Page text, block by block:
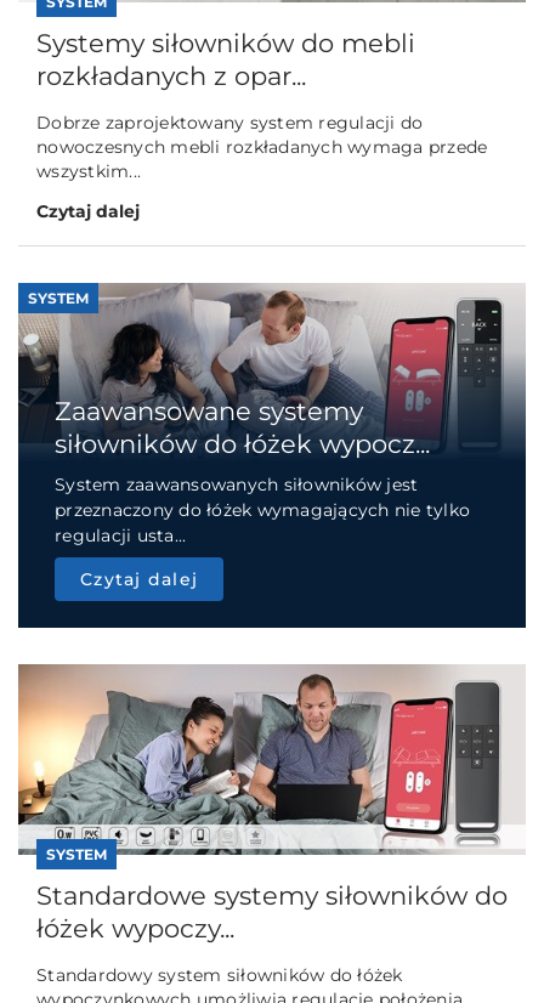
Systemy siłowników do mebli
rozkładanych z opar...
Dobrze zaprojektowany system regulacji do
nowoczesnych mebli rozkładanych wymaga przede
wszystkim...
Czytaj dalej
SYSTEM
Zaawansowane systemy
siłowników do łóżek wypocz...
System zaawansowanych siłowników jest
przeznaczony do łóżek wymagających nie tylko
regulacji usta...
Czytaj dalej
SYSTEM
Standardowe systemy siłowników do
łóżek wypoczy...
Standardowy system siłowników do łóżek